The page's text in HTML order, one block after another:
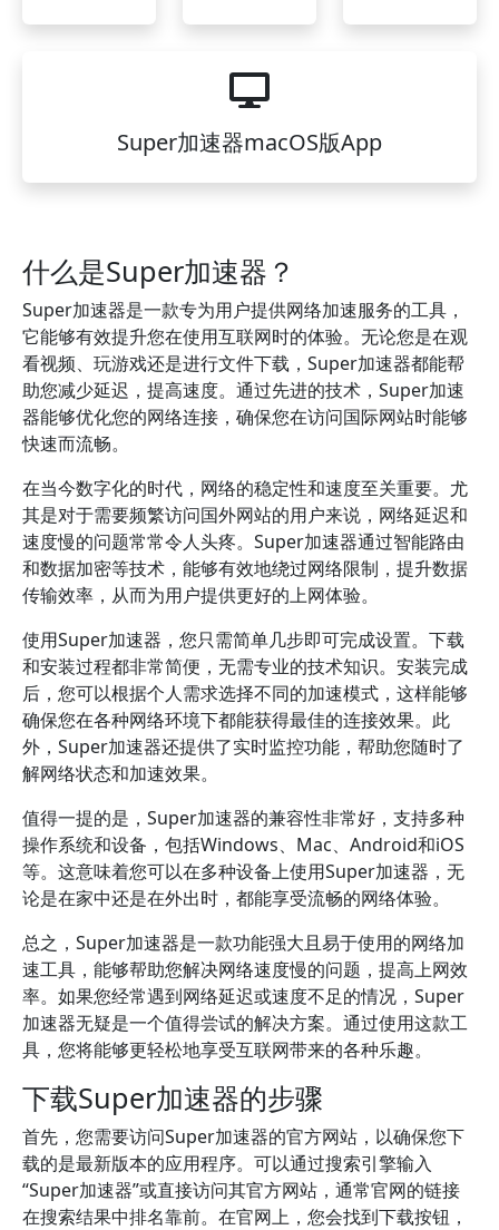
Super加速器macOS版App
什么是Super加速器？
Super加速器是一款专为用户提供网络加速服务的工具，
它能够有效提升您在使用互联网时的体验。无论您是在观
看视频、玩游戏还是进行文件下载，Super加速器都能帮
助您减少延迟，提高速度。通过先进的技术，Super加速
器能够优化您的网络连接，确保您在访问国际网站时能够
快速而流畅。
在当今数字化的时代，网络的稳定性和速度至关重要。尤
其是对于需要频繁访问国外网站的用户来说，网络延迟和
速度慢的问题常常令人头疼。Super加速器通过智能路由
和数据加密等技术，能够有效地绕过网络限制，提升数据
传输效率，从而为用户提供更好的上网体验。
使用Super加速器，您只需简单几步即可完成设置。下载
和安装过程都非常简便，无需专业的技术知识。安装完成
后，您可以根据个人需求选择不同的加速模式，这样能够
确保您在各种网络环境下都能获得最佳的连接效果。此
外，Super加速器还提供了实时监控功能，帮助您随时了
解网络状态和加速效果。
值得一提的是，Super加速器的兼容性非常好，支持多种
操作系统和设备，包括Windows、Mac、Android和iOS
等。这意味着您可以在多种设备上使用Super加速器，无
论是在家中还是在外出时，都能享受流畅的网络体验。
总之，Super加速器是一款功能强大且易于使用的网络加
速工具，能够帮助您解决网络速度慢的问题，提高上网效
率。如果您经常遇到网络延迟或速度不足的情况，Super
加速器无疑是一个值得尝试的解决方案。通过使用这款工
具，您将能够更轻松地享受互联网带来的各种乐趣。
下载Super加速器的步骤
首先，您需要访问Super加速器的官方网站，以确保您下
载的是最新版本的应用程序。可以通过搜索引擎输入
“Super加速器”或直接访问其官方网站，通常官网的链接
在搜索结果中排名靠前。在官网上，您会找到下载按钮，